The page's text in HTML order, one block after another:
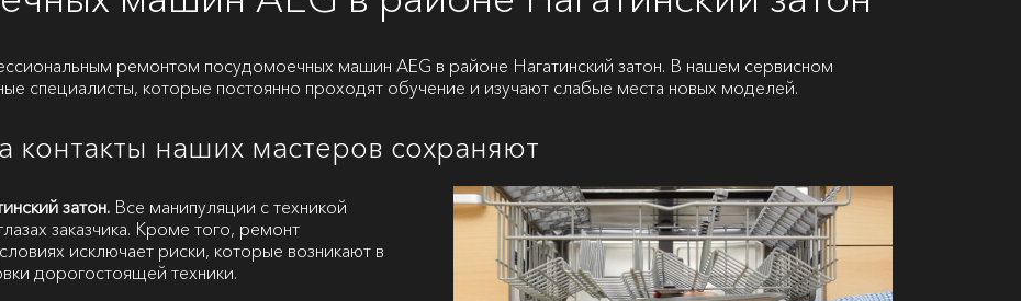
ремонтом посудомоечных машин AEG в районе Нагатинский затон. В нашем сервисном
специалисты, которые постоянно проходят обучение и изучают слабые места новых моделей.
контакты наших мастеров сохраняют
затон. Все манипуляции с техникой
заказчика. Кроме того, ремонт
исключает риски, которые возникают в
дорогостоящей техники.